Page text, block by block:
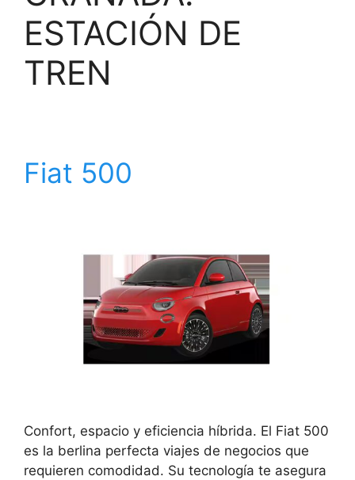
ESTACIÓN DE
TREN
Fiat 500
Confort, espacio y eficiencia híbrida. El Fiat 500
es la berlina perfecta viajes de negocios que
requieren comodidad. Su tecnología te asegura